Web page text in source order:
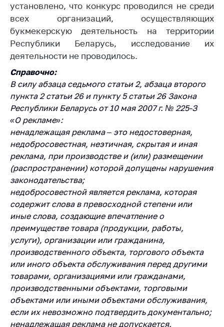
Международное
сотрудничество
Применение мер
нетарифного
регулирования
Биржевая торговля
Выставочная
деятельность в
Республике
Беларусь
Защита
персональных
данных
Новости
Обратиться в МАРТ
Личный прием
граждан и юр. лиц
Прямaя телефоннaя
линия
Горячая линия
Электронные
обращения
установлено, что конкурс проводился не среди
всех организаций, осуществляющих
букмекерскую деятельность на территории
Республики Беларусь, исследование их
деятельности не проводилось.
Справочно:
В силу абзаца седьмого статьи 2, абзаца второго
пункта 2 статьи 26 и пункту 5 статьи 26 Закона
Республики Беларусь от 10 мая 2007 г. № 225-З
«О рекламе»:
ненадлежащая реклама – это недостоверная,
недобросовестная, неэтичная, скрытая и иная
реклама, при производстве и (или) размещении
(распространении) которой допущены нарушения
законодательства;
недобросовестной является реклама, которая
содержит слова в превосходной степени или
иные слова, создающие впечатление о
преимуществе товара (продукции, работы,
услуги), организации или гражданина,
производственного объекта, торгового объекта
или иного объекта обслуживания перед другими
товарами, организациями или гражданами,
производственными объектами, торговыми
объектами или иными объектами обслуживания,
если их невозможно подтвердить документально;
ненадлежащая реклама не допускается.